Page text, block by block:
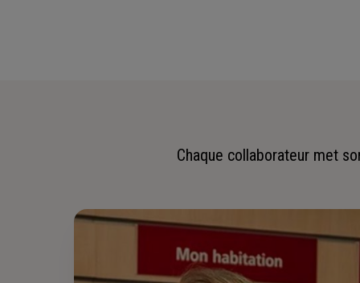
Chaque collaborateur met